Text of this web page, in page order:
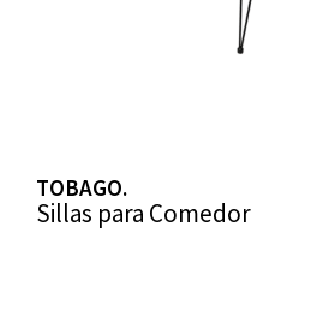
TOBAGO.
Sillas para Comedor